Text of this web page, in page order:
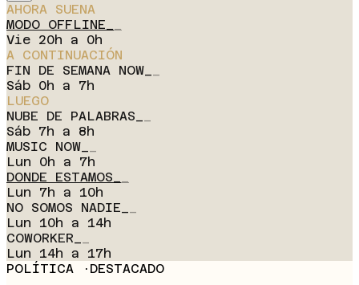
AHORA SUENA
MODO OFFLINE_
Vie 20h a 0h
A CONTINUACIÓN
FIN DE SEMANA NOW_
Sáb 0h a 7h
LUEGO
NUBE DE PALABRAS_
Sáb 7h a 8h
MUSIC NOW_
Lun 0h a 7h
DONDE ESTAMOS_
Lun 7h a 10h
NO SOMOS NADIE_
Lun 10h a 14h
COWORKER_
Lun 14h a 17h
POLÍTICA
· DESTACADO